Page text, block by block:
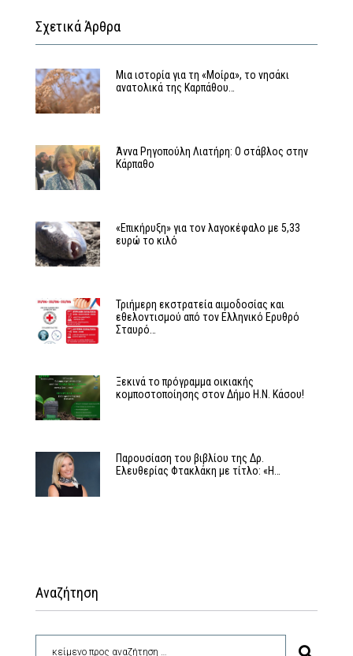
Σχετικά Άρθρα
Μια ιστορία για τη «Μοίρα», το νησάκι
ανατολικά της Καρπάθου…
Άννα Ρηγοπούλη Λιατήρη: Ο στάβλος στην
Κάρπαθο
«Επικήρυξη» για τον λαγοκέφαλο με 5,33
ευρώ το κιλό
Τριήμερη εκστρατεία αιμοδοσίας και
εθελοντισμού από τον Ελληνικό Ερυθρό
Σταυρό…
Ξεκινά το πρόγραμμα οικιακής
κομποστοποίησης στον Δήμο Η.Ν. Κάσου!
Παρουσίαση του βιβλίου της Δρ.
Ελευθερίας Φτακλάκη με τίτλο: «Η…
Αναζήτηση